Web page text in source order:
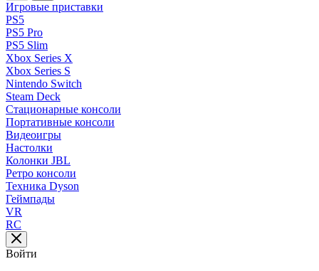
Игровые приставки
PS5
PS5 Pro
PS5 Slim
Xbox Series X
Xbox Series S
Nintendo Switch
Steam Deck
Стационарные консоли
Портативные консоли
Видеоигры
Настолки
Колонки JBL
Ретро консоли
Техника Dyson
Геймпады
VR
RC
Войти